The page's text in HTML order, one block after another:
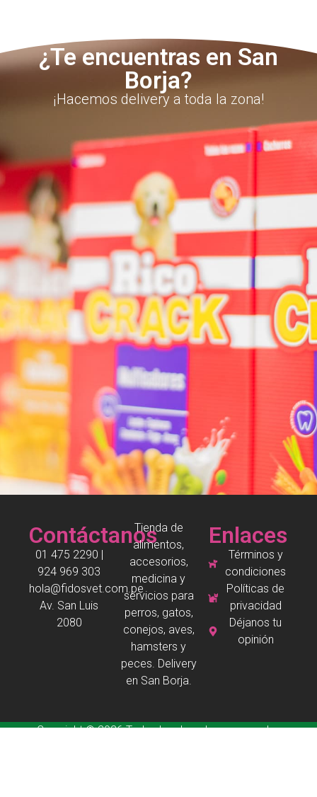
¿Te encuentras en San
Borja?
¡Hacemos delivery a toda la zona!
Contáctanos
01 475 2290 |
924 969 303
hola@fidosvet.com.pe
Av. San Luis
2080
Tienda de
alimentos,
accesorios,
medicina y
servicios para
perros, gatos,
conejos, aves,
hamsters y
peces. Delivery
en San Borja.
Enlaces
Términos y
condiciones
Políticas de
privacidad
Déjanos tu
opinión
Copyright © 2026 Todos los derechos reservados